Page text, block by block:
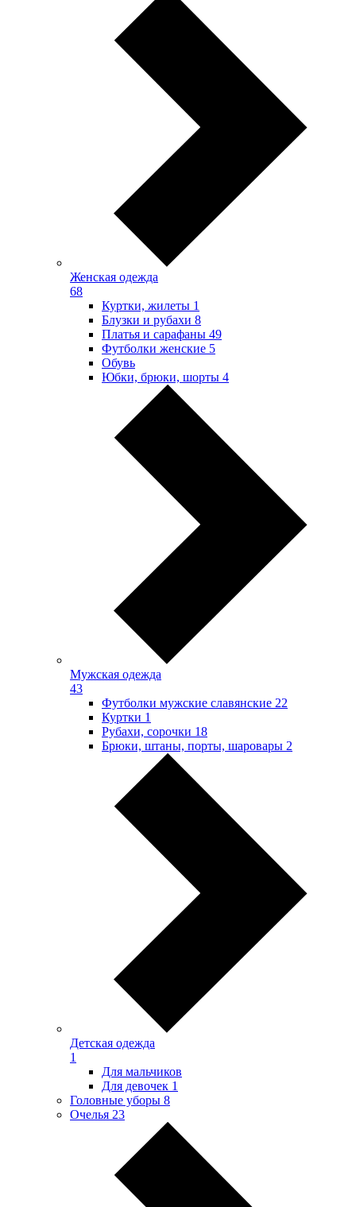
Женская одежда
68
Куртки, жилеты 1
Блузки и рубахи 8
Платья и сарафаны 49
Футболки женские 5
Обувь
Юбки, брюки, шорты 4
Мужская одежда
43
Футболки мужские славянские 22
Куртки 1
Рубахи, сорочки 18
Брюки, штаны, порты, шаровары 2
Детская одежда
1
Для мальчиков
Для девочек 1
Головные уборы 8
Очелья 23